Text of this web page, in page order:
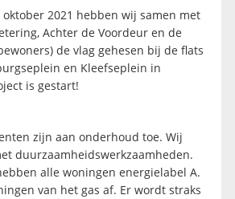
2021 hebben wij samen met
Achter de Voordeur en de
de vlag gehesen bij de flats
en Kleefseplein in
is gestart!
zijn aan onderhoud toe. Wij
duurzaamheidswerkzaamheden.
alle woningen energielabel A.
van het gas af. Er wordt straks